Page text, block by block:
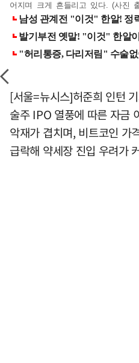
어지며 크게 흔들리고 있다. (사진
[서울=뉴시스]허준희 인턴
술주 IPO 열풍에 따른 자금
악재가 겹치며, 비트코인 가
급락해 약세장 진입 우려가